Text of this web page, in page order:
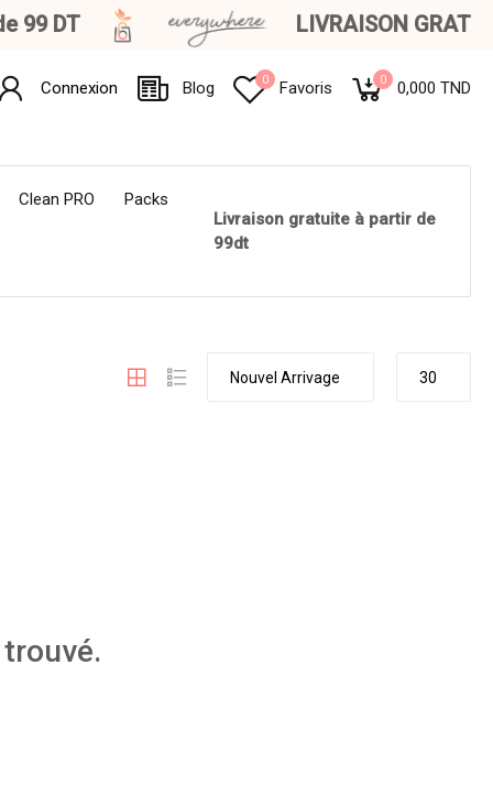
DT LIVRAISON
Connexion Blog 0 Favoris 0 0,000 TND
Clean PRO Packs
Livraison gratuite à partir de
99dt
Nouvel Arrivage 30